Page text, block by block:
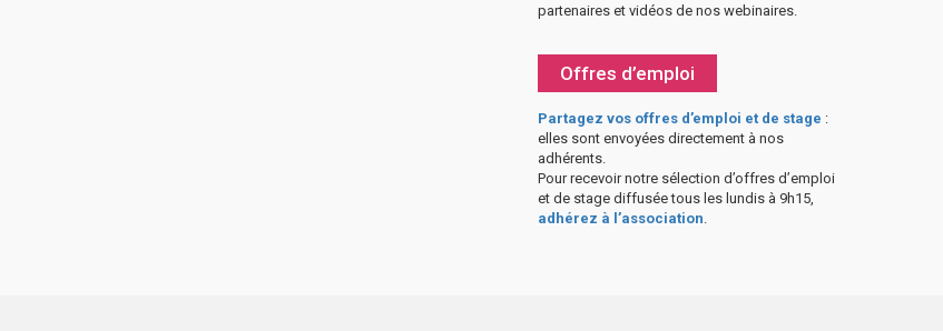
partenaires et vidéos de nos webinaires.
Offres d’emploi
Partagez vos offres d’emploi et de stage :
elles sont envoyées directement à nos
adhérents.
Pour recevoir notre sélection d’offres d’emploi
et de stage diffusée tous les lundis à 9h15,
adhérez à l’association.